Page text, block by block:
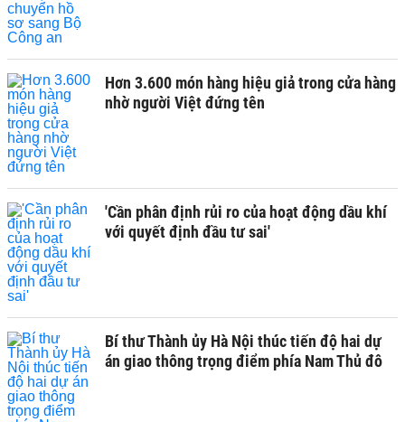
Hơn 3.600 món hàng hiệu giả trong cửa hàng
nhờ người Việt đứng tên
'Cần phân định rủi ro của hoạt động dầu khí
với quyết định đầu tư sai'
Bí thư Thành ủy Hà Nội thúc tiến độ hai dự
án giao thông trọng điểm phía Nam Thủ đô